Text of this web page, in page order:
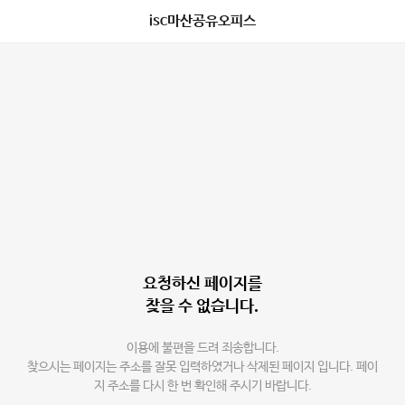
isc마산공유오피스
요청하신 페이지를
찾을 수 없습니다.
이용에 불편을 드려 죄송합니다.
찾으시는 페이지는 주소를 잘못 입력하였거나 삭제된 페이지 입니다. 페이
지 주소를 다시 한 번 확인해 주시기 바랍니다.